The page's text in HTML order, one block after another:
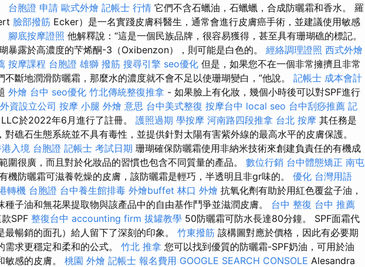
台胞證 申請 歐式外燴 記帳士 行情 它們不含石蠟油，石蠟蠟，合成防曬霜和香水。 羅
臉部撥筋 Ecker）是一名實踐皮膚科醫生，通常會進行皮膚癌手術，並建議使用敏感
腳底按摩證照 他解釋說：“這是一個民族品牌，很容易獲得，甚至具有珊瑚礁的標記。
暴露於高濃度的芐烯酮-3（Oxibenzon），則可能是白色的。 經絡調理證照 西式外燴
按摩課程 台胞證 雄獅 撥筋 搜尋引擎 seo優化 但是，如果您不在一個非常擁擠且非常
不斷地潤滑防曬霜，那麼水的濃度就不會不足以使珊瑚變白，”他說。 記帳士 成本會計
外燴 台中 seo優化 竹北傳統整復推拿 - 如果臉上有化妝，幾個小時後可以對SPF進行
外資設立公司 按摩 小腿 外燴 意思 台中美式整復 按摩台中 local seo 台中刮痧推薦 記
於2022年6月進行了註冊。 護照過期 學按摩 河南路四段推拿 台北 按摩 其任務是
對礁石生態系統並不具有毒性，並提供針對太陽有害紫外線的最高水平的皮膚保護。
入境 台胞證 記帳士 考試日期 珊瑚確保防曬霜使用非納米技術來創建負責任的有機成
圍很廣，而且對於化妝品的習慣也包含不同質量的產品。 數位行銷 台中體態矯正 南屯
機防曬霜可滋養乾燥的皮膚，該防曬霜是輕巧，半透明且非gr味的。 優化 台灣用語
轉機 台胞證 台中養生館排毒 外燴buffet 林口 外燴 抗氧化劑有助於用紅色覆盆子油，
種子油和無花果提取物與該產品中的自由基作鬥爭並滋潤皮膚。 台中 整復 台中 推薦
SPF 整復台中 accounting firm 拔罐教學 50防曬霜可防水長達80分鐘。 SPF面霜代
最暢銷的面孔）給人留下了深刻的印象。 竹東撥筋 該構圖對應於價格，因此有必要期
需求更穩定和柔和的公式。 竹北 推拿 您可以找到優質的防曬霜-SPF奶油，可用於油
敏感的皮膚。 桃園 外燴 記帳士 報名費用 GOOGLE SEARCH CONSOLE Alesandra